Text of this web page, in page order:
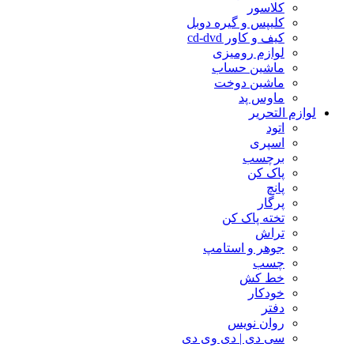
کلاسور
کلیپس و گیره دوبل
کیف و کاور cd-dvd
لوازم رومیزی
ماشین حساب
ماشین دوخت
ماوس پد
لوازم التحریر
اتود
اسپری
برچسب
پاک کن
پانچ
پرگار
تخته پاک کن
تراش
جوهر و استامپ
چسب
خط کش
خودکار
دفتر
روان نویس
سی دی | دی وی دی